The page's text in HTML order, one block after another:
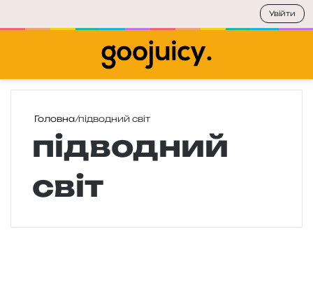
Головна/підводний світ
підводний
світ
Увійти